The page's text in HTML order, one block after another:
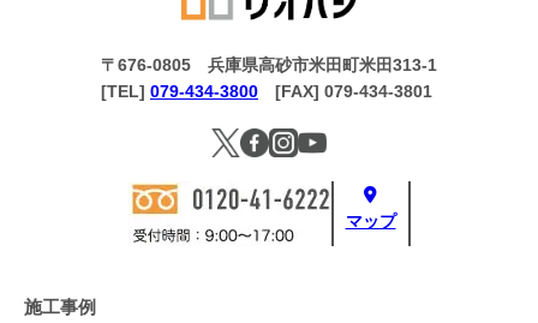
マップ
〒676-0805 兵庫県高砂市米田町米田313-1
[TEL] 079-434-3800 [FAX] 079-434-3801
施工事例